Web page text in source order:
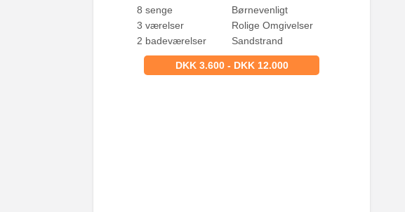
8 senge
3 værelser
2 badeværelser
Børnevenligt
Rolige Omgivelser
Sandstrand
DKK 3.600 - DKK 12.000